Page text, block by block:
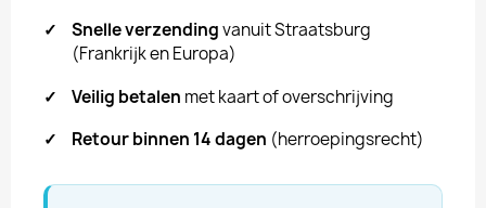
✓
Snelle verzendingvanuit Straatsburg
(Frankrijk en Europa)
✓
Veilig betalen met kaart of overschrijving
✓
Retour binnen 14 dagen (herroepingsrecht)